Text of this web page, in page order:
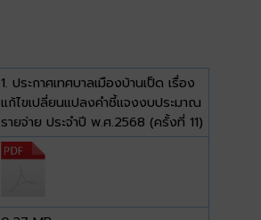
1. ประกาศเทศบาลเมืองบ้านเป็ด เรื่อง
แก้ไขเปลี่ยนแปลงคำชี้แจงงบประมาณ
รายจ่าย ประจำปี พ.ศ.2568 (ครั้งที่ 11)